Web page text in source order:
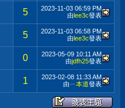
5 2023-11-03 06:59 PM
由lee3c發表
5 2023-11-03 06:58 PM
由lee3c發表
0 2023-05-09 10:11 AM
由jdfh25發表
1 2023-02-08 11:33 AM
由ㄧ本道發表